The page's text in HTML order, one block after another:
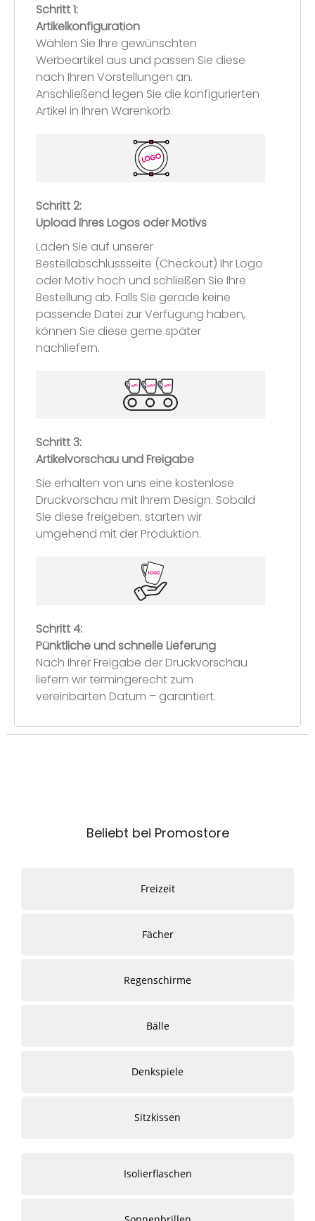
Schritt 1:
Artikelkonfiguration
Wählen Sie Ihre gewünschten
Werbeartikel aus und passen Sie diese
nach Ihren Vorstellungen an.
Anschließend legen Sie die konfigurierten
Artikel in Ihren Warenkorb.
Schritt 2:
Upload Ihres Logos oder Motivs
Laden Sie auf unserer
Bestellabschlussseite (Checkout) Ihr Logo
oder Motiv hoch und schließen Sie Ihre
Bestellung ab. Falls Sie gerade keine
passende Datei zur Verfügung haben,
können Sie diese gerne später
nachliefern.
Schritt 3:
Artikelvorschau und Freigabe
Sie erhalten von uns eine kostenlose
Druckvorschau mit Ihrem Design. Sobald
Sie diese freigeben, starten wir
umgehend mit der Produktion.
Schritt 4:
Pünktliche und schnelle Lieferung
Nach Ihrer Freigabe der Druckvorschau
liefern wir termingerecht zum
vereinbarten Datum – garantiert.
Beliebt bei Promostore
Freizeit
Fächer
Regenschirme
Bälle
Denkspiele
Sitzkissen
Isolierflaschen